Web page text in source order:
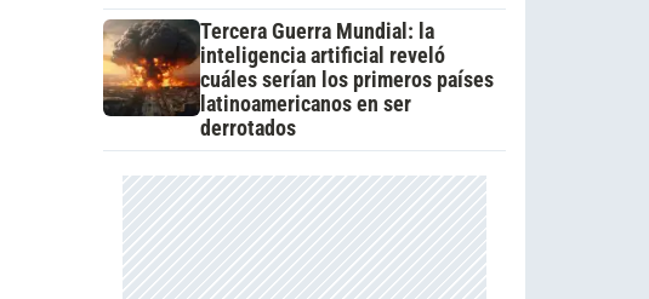
Tercera Guerra Mundial: la
inteligencia artificial reveló
cuáles serían los primeros países
latinoamericanos en ser
derrotados